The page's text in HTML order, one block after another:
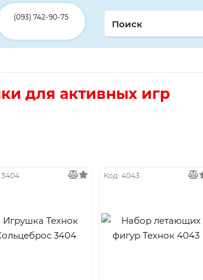
(093) 742-90-75
для активных игр
3404 Код: 4043